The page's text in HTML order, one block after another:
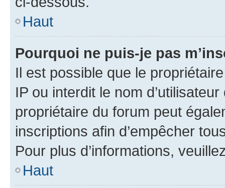
Haut
Pourquoi ne puis-je pas
Il est possible que le
IP ou interdit le nom
propriétaire du forum peut
inscriptions afin d’empêcher
Pour plus d’informations,
Haut